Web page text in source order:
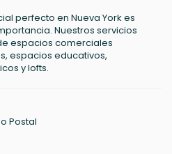
perfecto en Nueva York es
Nuestros servicios
espacios comerciales
espacios educativos,
y lofts.
Postal